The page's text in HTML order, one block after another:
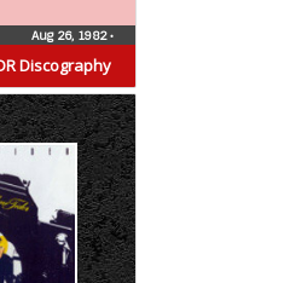
Discography
Aug 26, 1982•